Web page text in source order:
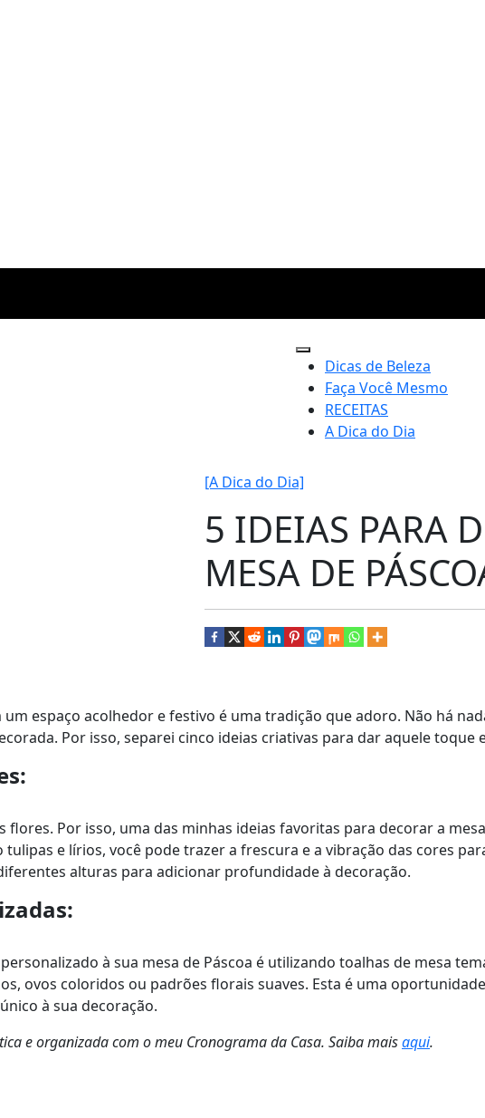
Dicas de Beleza
Faça Você Mesmo
RECEITAS
A Dica do Dia
[A Dica do Dia]
5 IDEIAS PARA
MESA DE
espaço acolhedor e festivo é uma tradição que adoro. Não há
Por isso, separei cinco ideias criativas para dar aquele toque
flores. Por isso, uma das minhas ideias favoritas para decorar a
e lírios, você pode trazer a frescura e a vibração das cores
alturas para adicionar profundidade à decoração.
à sua mesa de Páscoa é utilizando toalhas de mesa
ovos coloridos ou padrões florais suaves. Esta é uma
à sua decoração.
e organizada com o meu Cronograma da Casa. Saiba maisaqui.